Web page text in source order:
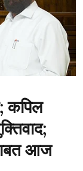
कपिल
आज